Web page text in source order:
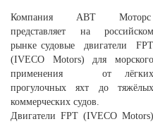
Компания АВТ Моторс
представляет на российском
рынке судовые двигатели FPT
(IVECO Motors) для морского
применения от лёгких
прогулочных яхт до тяжёлых
коммерческих судов.
Двигатели FPT (IVECO Motors)